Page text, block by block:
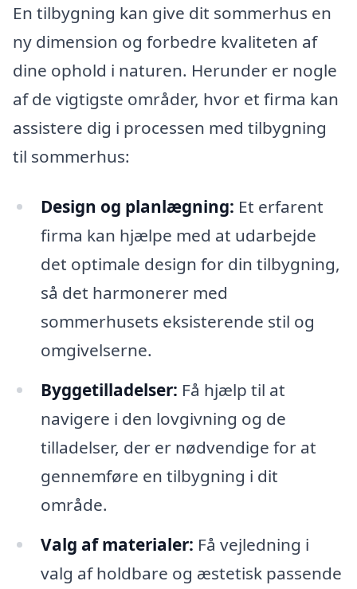
En tilbygning kan give dit sommerhus en
ny dimension og forbedre kvaliteten af
dine ophold i naturen. Herunder er nogle
af de vigtigste områder, hvor et firma kan
assistere dig i processen med tilbygning
til sommerhus:
Design og planlægning: Et erfarent
firma kan hjælpe med at udarbejde
det optimale design for din tilbygning,
så det harmonerer med
sommerhusets eksisterende stil og
omgivelserne.
Byggetilladelser: Få hjælp til at
navigere i den lovgivning og de
tilladelser, der er nødvendige for at
gennemføre en tilbygning i dit
område.
Valg af materialer: Få vejledning i
valg af holdbare og æstetisk passende